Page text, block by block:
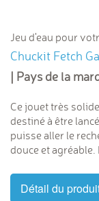
Jeu d'eau pour
Chuckit Fetch
| Pays de la
Ce jouet très
destiné à être
puisse aller le
douce et agréable.
Détail du